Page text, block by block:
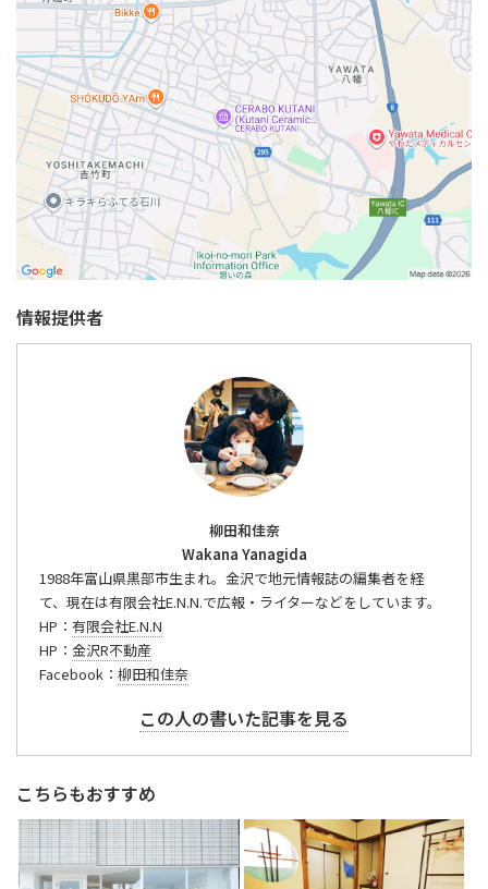
情報提供者
柳田和佳奈
Wakana Yanagida
1988年富山県黒部市生まれ。金沢で地元情報誌の編集者を経
て、現在は有限会社E.N.N.で広報・ライターなどをしています。
HP： 有限会社E.N.N
HP： 金沢R不動産
Facebook： 柳田和佳奈
この人の書いた記事を見る
こちらもおすすめ